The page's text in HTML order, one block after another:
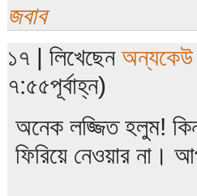
জবাব
১৭ | লিখেছেন অন্যকেউ
৭:৫৫পূর্বাহ্ন)
অনেক লজ্জিত হলুম!
ফিরিয়ে নেওয়ার না।